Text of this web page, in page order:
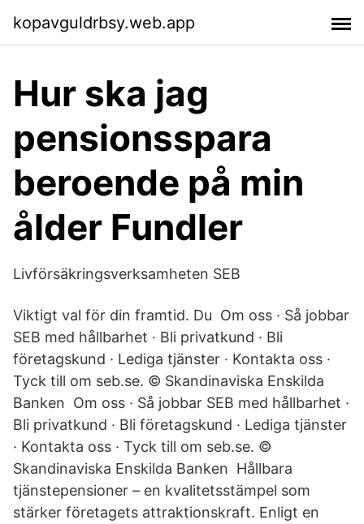
kopavguldrbsy.web.app
Hur ska jag
pensionsspara
beroende på min
ålder Fundler
Livförsäkringsverksamheten SEB
Viktigt val för din framtid. Du Om oss · Så jobbar
SEB med hållbarhet · Bli privatkund · Bli
företagskund · Lediga tjänster · Kontakta oss ·
Tyck till om seb.se. © Skandinaviska Enskilda
Banken Om oss · Så jobbar SEB med hållbarhet ·
Bli privatkund · Bli företagskund · Lediga tjänster
· Kontakta oss · Tyck till om seb.se. ©
Skandinaviska Enskilda Banken Hållbara
tjänstepensioner – en kvalitetsstämpel som
stärker företagets attraktionskraft. Enligt en